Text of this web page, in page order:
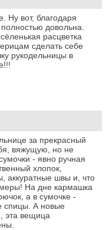
Ну вот, благодаря
довольна.
расцветка
сделать себе
рукодельницы в
за прекрасный
вяжущую, но не
- явно ручная
хлопок,
аккуратные швы и, что
На дне кармашка
а в сумочке -
спицы. А новые
эта вещица